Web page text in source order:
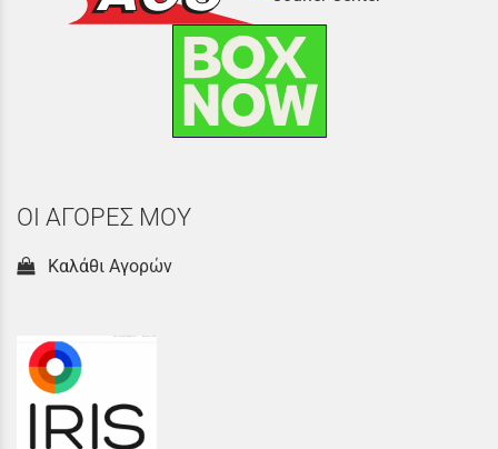
ΟΙ ΑΓΟΡΕΣ ΜΟΥ
Καλάθι Αγορών